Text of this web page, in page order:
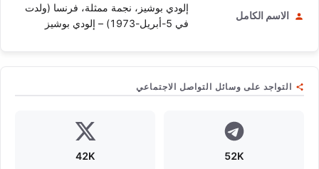
الاسم الكامل
إلودي بوشيز، نجمة ممثلة، فرنسا (ولدت
في 5-أبريل-1973) – إلودي بوشيز
التواجد على وسائل التواصل الاجتماعي
52K
42K